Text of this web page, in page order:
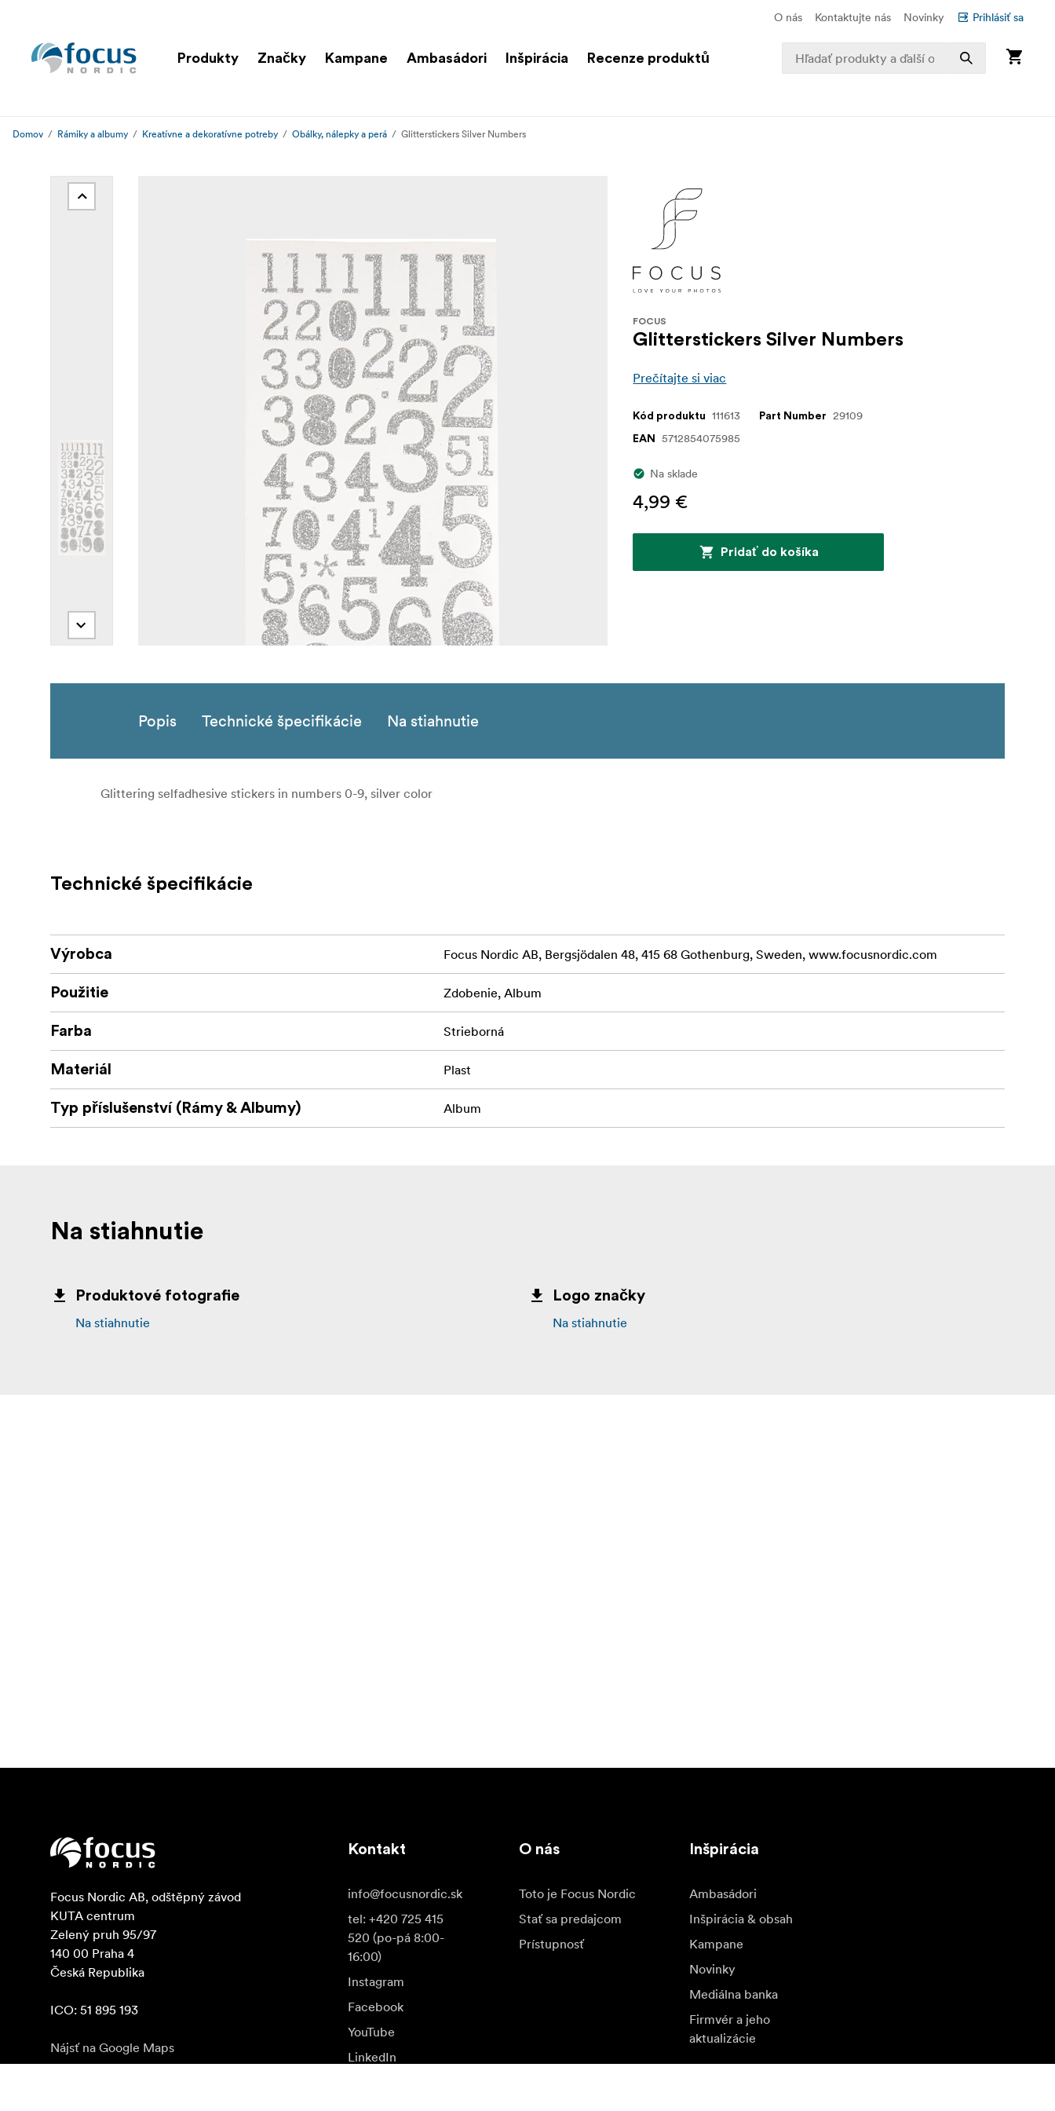
O nás Kontaktujte nás Novinky Prihlásiť sa
Produkty Značky Kampane Ambasádori Inšpirácia Recenze produktů
Domov Rámiky a albumy Kreatívne a dekoratívne potreby Obálky, nálepky a perá Glitterstickers Silver Numbers
FOCUS
Glitterstickers Silver Numbers
Prečítajte si viac
Kód produktu 111613 Part Number 29109
EAN 5712854075985
Na sklade
4,99 €
Pridať do košíka
Popis Technické špecifikácie Na stiahnutie
Glittering selfadhesive stickers in numbers 0-9, silver color
Technické špecifikácie
Výrobca Focus Nordic AB, Bergsjödalen 48, 415 68 Gothenburg, Sweden, www.focusnordic.com
Použitie Zdobenie, Album
Farba Strieborná
Materiál Plast
Typ příslušenství (Rámy & Albumy) Album
Na stiahnutie
Produktové fotografie
Na stiahnutie
Logo značky
Na stiahnutie
Focus Nordic AB, odštěpný závod
KUTA centrum
Zelený pruh 95/97
140 00 Praha 4
Česká Republika
ICO: 51 895 193
Nájsť na Google Maps
Kontakt
info@focusnordic.sk
tel: +420 725 415
520 (po-pá 8:00-
16:00)
Instagram
Facebook
YouTube
LinkedIn
O nás
Toto je Focus Nordic
Stať sa predajcom
Prístupnosť
Inšpirácia
Ambasádori
Inšpirácia & obsah
Kampane
Novinky
Mediálna banka
Firmvér a jeho
aktualizácie